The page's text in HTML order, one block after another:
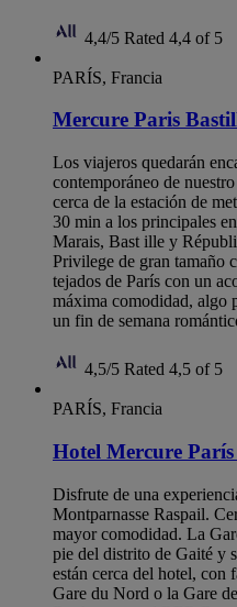
4,4/5 Rated 4,4 of 5
PARÍS, Francia
Mercure Paris
Los viajeros quedarán
contemporáneo de
cerca de la estación de
30 min a los principales
Marais, Bast ille y
Privilege de gran tamaño
tejados de París con un
máxima comodidad, algo
un fin de semana
4,5/5 Rated 4,5 of 5
PARÍS, Francia
Hotel Mercure
Disfrute de una
Montparnasse Raspail.
mayor comodidad. La
pie del distrito de Gaité y
están cerca del hotel, con
Gare du Nord o la Gare